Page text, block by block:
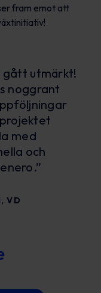
fram emot att
gått utmärkt!
noggrant
med
och
VD